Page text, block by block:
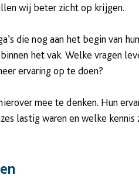
wij beter zicht op krijgen.
die nog aan het begin van
het vak. Welke vragen
ervaring op te doen?
mee te denken. Hun
lastig waren en welke kennis